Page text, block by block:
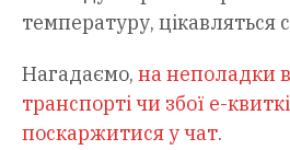
температуру, цікавляться
Нагадаємо, на неполадки
транспорті чи збої е-
поскаржитися у чат.